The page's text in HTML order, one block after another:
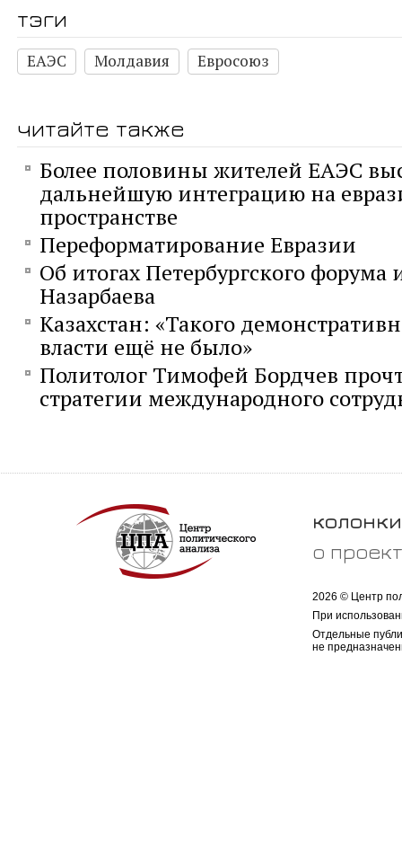
тэги
ЕАЭС Молдавия Евросоюз
читайте также
Более половины жителей ЕАЭС
дальнейшую интеграцию на
пространстве
Переформатирование Евразии
Об итогах Петербургского форума
Назарбаева
Казахстан: «Такого
власти ещё не было»
Политолог Тимофей Бордчев
стратегии международного
колонки
о
2026 © Центр
При
Отдельные
не